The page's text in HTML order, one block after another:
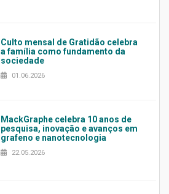
Culto mensal de Gratidão celebra
a família como fundamento da
sociedade
01.06.2026
MackGraphe celebra 10 anos de
pesquisa, inovação e avanços em
grafeno e nanotecnologia
22.05.2026